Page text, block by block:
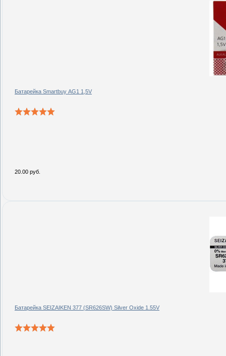
Батарейка Smartbuy AG1 1,5V
20.00 руб.
Батарейка SEIZAIKEN 377 (SR626SW) Silver Oxide 1.55V